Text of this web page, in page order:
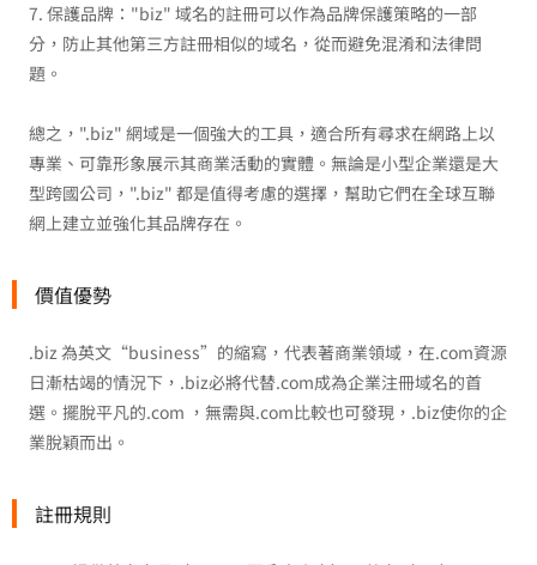
7. 保護品牌："biz" 域名的註冊可以作為品牌保護策略的一部
分，防止其他第三方註冊相似的域名，從而避免混淆和法律問
題。
總之，".biz" 網域是一個強大的工具，適合所有尋求在網路上以
專業、可靠形象展示其商業活動的實體。無論是小型企業還是大
型跨國公司，".biz" 都是值得考慮的選擇，幫助它們在全球互聯
網上建立並強化其品牌存在。
價值優勢
.biz 為英文“business”的縮寫，代表著商業領域，在.com資源
日漸枯竭的情況下，.biz必將代替.com成為企業注冊域名的首
選。擺脫平凡的.com ，無需與.com比較也可發現，.biz使你的企
業脫穎而出。
註冊規則